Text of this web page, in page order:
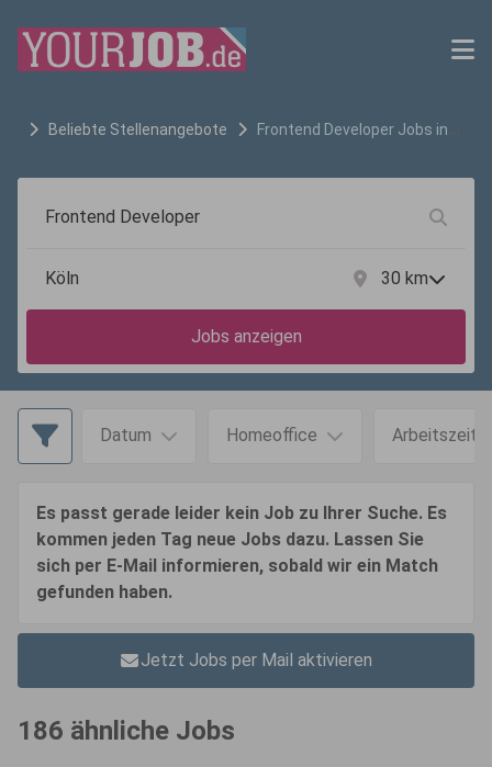
Beliebte Stellenangebote Frontend Developer Jobs in
30 km
Jobs anzeigen
Datum Homeoffice Arbeitszeit
Es passt gerade leider kein Job zu Ihrer Suche. Es
kommen jeden Tag neue Jobs dazu. Lassen Sie
sich per E-Mail informieren, sobald wir ein Match
gefunden haben.
Jetzt Jobs per Mail aktivieren
186 ähnliche Jobs